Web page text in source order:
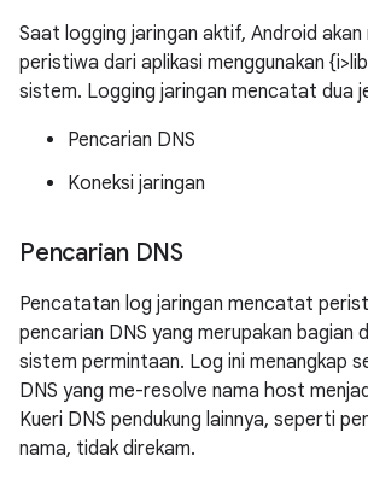
Saat logging jaringan aktif, Android
peristiwa dari aplikasi menggunakan
sistem. Logging jaringan mencatat dua
Pencarian DNS
Koneksi jaringan
Pencarian DNS
Pencatatan log jaringan mencatat
pencarian DNS yang merupakan bagian
sistem permintaan. Log ini menangkap
DNS yang me-resolve nama host
Kueri DNS pendukung lainnya, seperti
nama, tidak direkam.